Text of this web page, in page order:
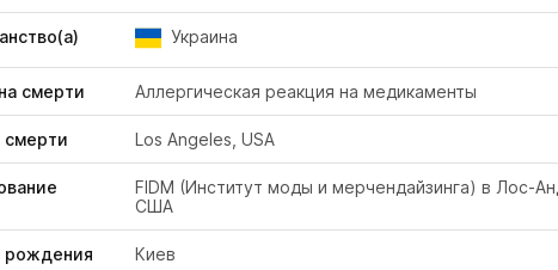
Украина
смерти Аллергическая реакция на медикаменты
Los Angeles, USA
FIDM (Институт моды и мерчендайзинга) в Лос-
США
рождения Киев